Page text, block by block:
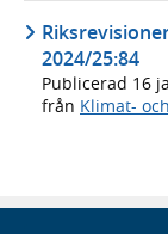
2024/25:84
Publicerad 16
från Klimat-